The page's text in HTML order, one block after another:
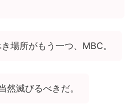
場所がもう一つ、MBC。
然滅びるべきだ。